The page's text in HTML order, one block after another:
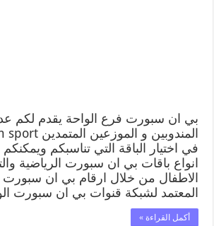
بي ان سبورت فرع الواحة يقدم لكم
في اختيار الباقة التي تناسبكم
انواع باقات بي ان سبورت الرياضية
الاطفال من خلال ارقام بي ان سبورت
المعتمد لشبكة قنوات بي ان سبورت
أكمل القراءة »